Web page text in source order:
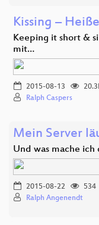
Kissing –
Keeping it short &
mit…
2015-08-13
Ralph Caspers
Mein Server
Und was mache
2015-08-22
534
Ralph Angenendt